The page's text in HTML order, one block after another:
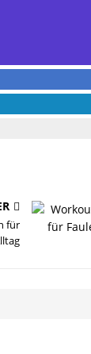
für